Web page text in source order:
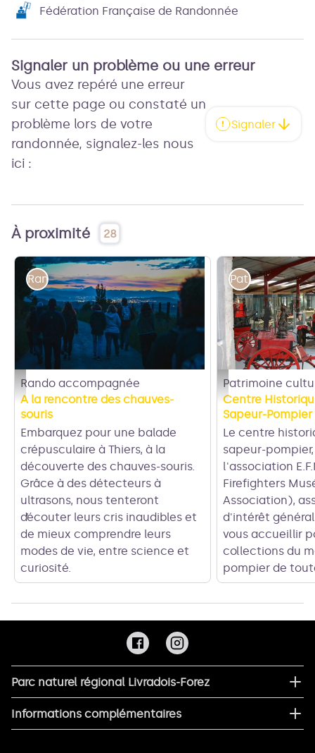
Fédération Française de Randonnée
Signaler un problème ou une erreur
Vous avez repéré une erreur
sur cette page ou constaté un
problème lors de votre
randonnée, signalez-les nous
ici :
Signaler
À proximité 28
BNP au crépuscule - Vincent Amaridon
Rando accompagnée
Rando accompagnée
A la rencontre des chauves-
souris
Embarquez pour une balade
crépusculaire à Thiers, à la
découverte des chauves-souris.
Grâce à des détecteurs à
ultrasons, nous tenteront
d’écouter leurs cris inaudibles et
de mieux comprendre leurs
modes de vie, entre science et
curiosité.
Centre Historique du
Patrimoine
Patrimoine
Centre
Sapeur-Pompier
Le centre
sapeur-
l'association
Firefighters
Association),
d'intérêt
vous accueillir
collections du
pompier de
Parc naturel régional Livradois-Forez
Informations complémentaires